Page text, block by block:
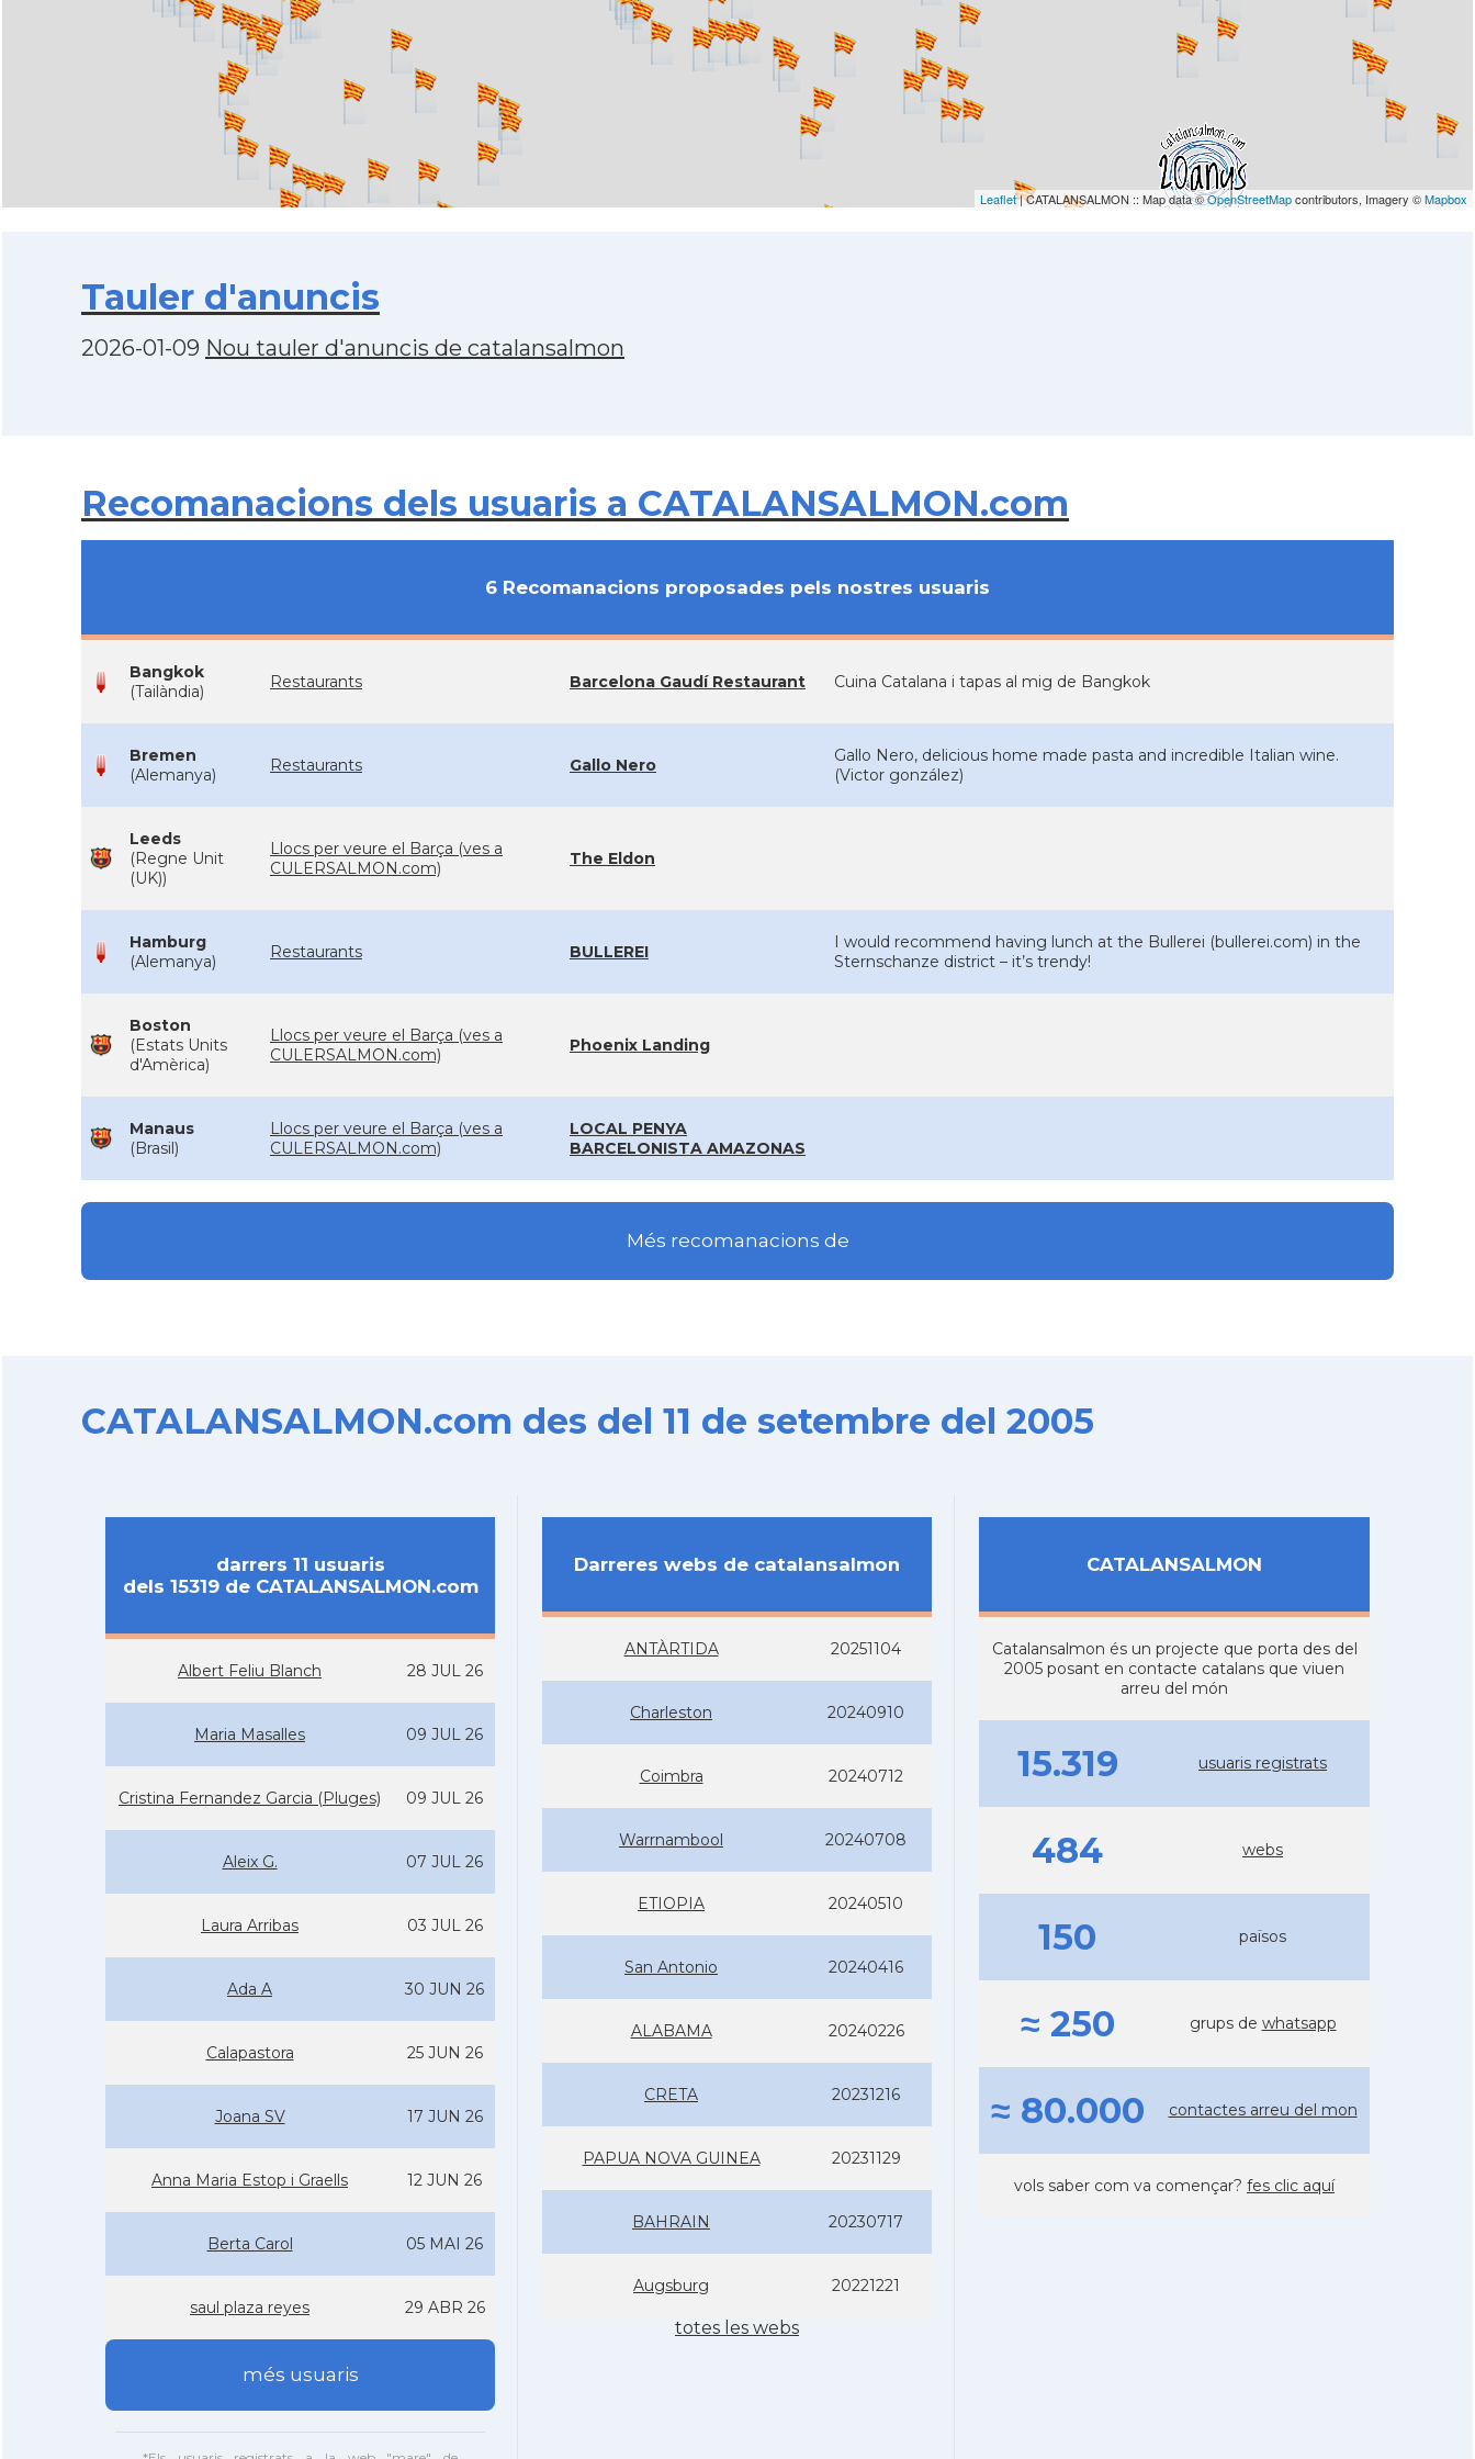
Leaflet| CATALANSALMON :: Map data ©OpenStreetMapcontributors, Imagery ©Mapbox
Tauler d'anuncis
2026-01-09 Nou tauler d'anuncis de catalansalmon
Recomanacions dels usuaris a CATALANSALMON.com
6 Recomanacions proposades pels nostres usuaris
Bangkok
(Tailàndia)
Restaurants Barcelona Gaudí Restaurant Cuina Catalana i tapas al mig de Bangkok
Bremen
(Alemanya)
Restaurants Gallo Nero
Gallo Nero, delicious home made pasta and incredible Italian wine.
(Victor gonzález)
Leeds
(Regne Unit
(UK))
Llocs per veure el Barça (ves a
CULERSALMON.com)
The Eldon
Hamburg
(Alemanya)
Restaurants BULLEREI
I would recommend having lunch at the Bullerei (bullerei.com) in the
Sternschanze district – it’s trendy!
Boston
(Estats Units
d'Amèrica)
Llocs per veure el Barça (ves a
CULERSALMON.com)
Phoenix Landing
Manaus
(Brasil)
Llocs per veure el Barça (ves a
CULERSALMON.com)
LOCAL PENYA
BARCELONISTA AMAZONAS
Més recomanacions de
CATALANSALMON.com des del 11 de setembre del 2005
darrers 11 usuaris
dels 15319 de CATALANSALMON.com
Albert Feliu Blanch 28 JUL 26
Maria Masalles 09 JUL 26
Cristina Fernandez Garcia (Pluges) 09 JUL 26
Aleix G. 07 JUL 26
Laura Arribas 03 JUL 26
Ada A 30 JUN 26
Calapastora 25 JUN 26
Joana SV 17 JUN 26
Anna Maria Estop i Graells 12 JUN 26
Berta Carol 05 MAI 26
saul plaza reyes 29 ABR 26
més usuaris
Darreres webs de catalansalmon
ANTÀRTIDA 20251104
Charleston 20240910
Coimbra 20240712
Warrnambool 20240708
ETIOPIA 20240510
San Antonio 20240416
ALABAMA 20240226
CRETA 20231216
PAPUA NOVA GUINEA 20231129
BAHRAIN 20230717
Augsburg 20221221
totes les webs
CATALANSALMON
Catalansalmon és un projecte que porta des del
2005 posant en contacte catalans que viuen
arreu del món
15.319 usuaris registrats
484 webs
150 països
≈ 250 grups de whatsapp
≈ 80.000 contactes arreu del mon
vols saber com va començar? fes clic aquí